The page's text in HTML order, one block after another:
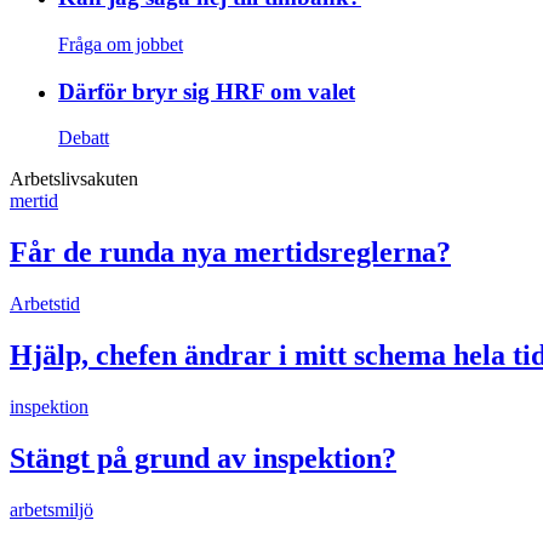
Fråga om jobbet
Därför bryr sig HRF om valet
Debatt
Arbetslivsakuten
mertid
Får de runda nya mertidsreglerna?
Arbetstid
Hjälp, chefen ändrar i mitt schema hela
inspektion
Stängt på grund av inspektion?
arbetsmiljö